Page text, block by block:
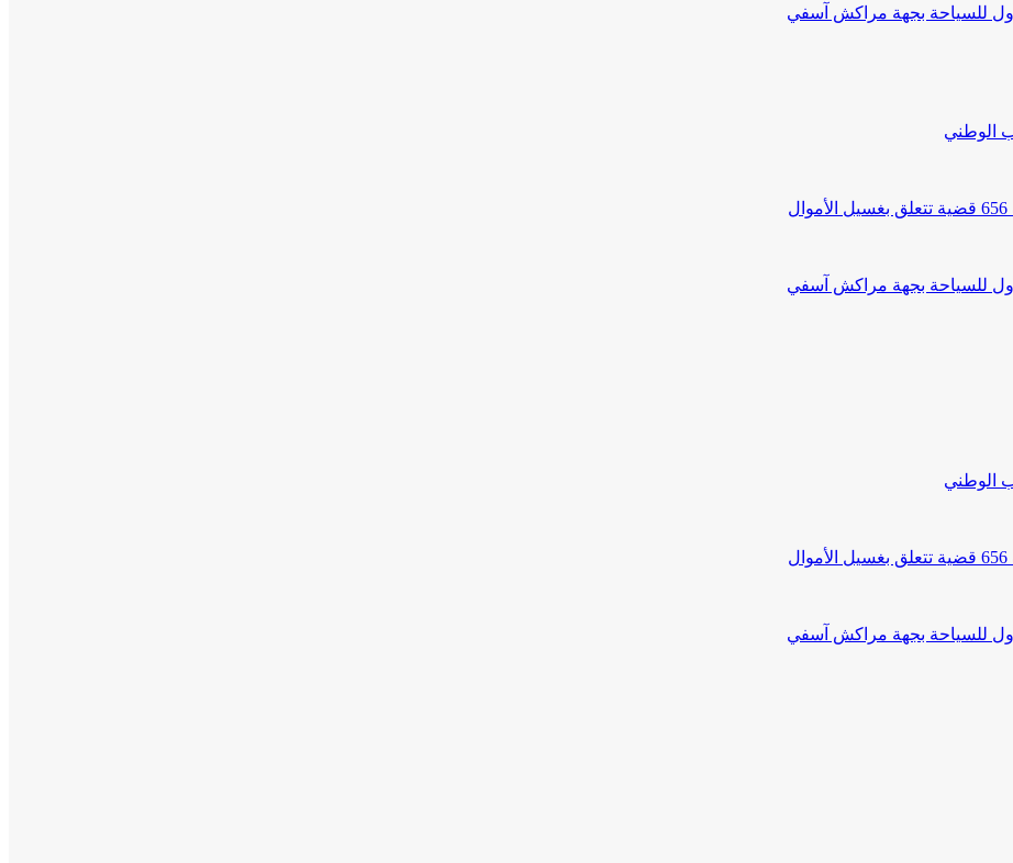
للسياحة بجهة مراكش آسفي
الوطني
للسياحة بجهة مراكش آسفي
الوطني
للسياحة بجهة مراكش آسفي